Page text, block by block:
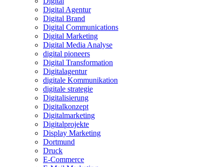
Digital Agentur
Digital Brand
Digital Communications
Digital Marketing
Digital Media Analyse
digital pioneers
Digital Transformation
Digitalagentur
digitale Kommunikation
digitale strategie
Digitalisierung
Digitalkonzept
Digitalmarketing
Digitalprojekte
Display Marketing
Dortmund
Druck
E-Commerce